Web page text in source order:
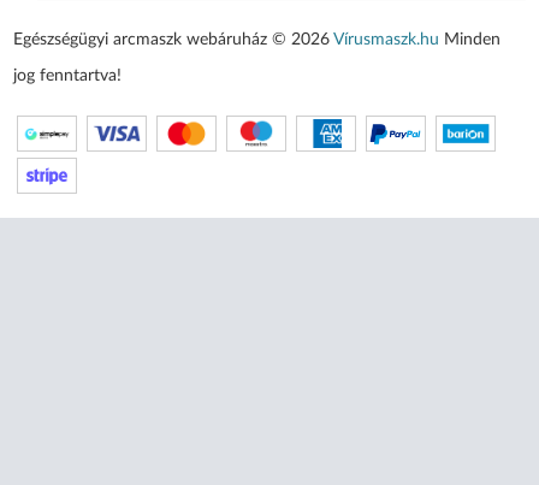
Egészségügyi arcmaszk webáruház © 2026Vírusmaszk.hu Minden
jog fenntartva!